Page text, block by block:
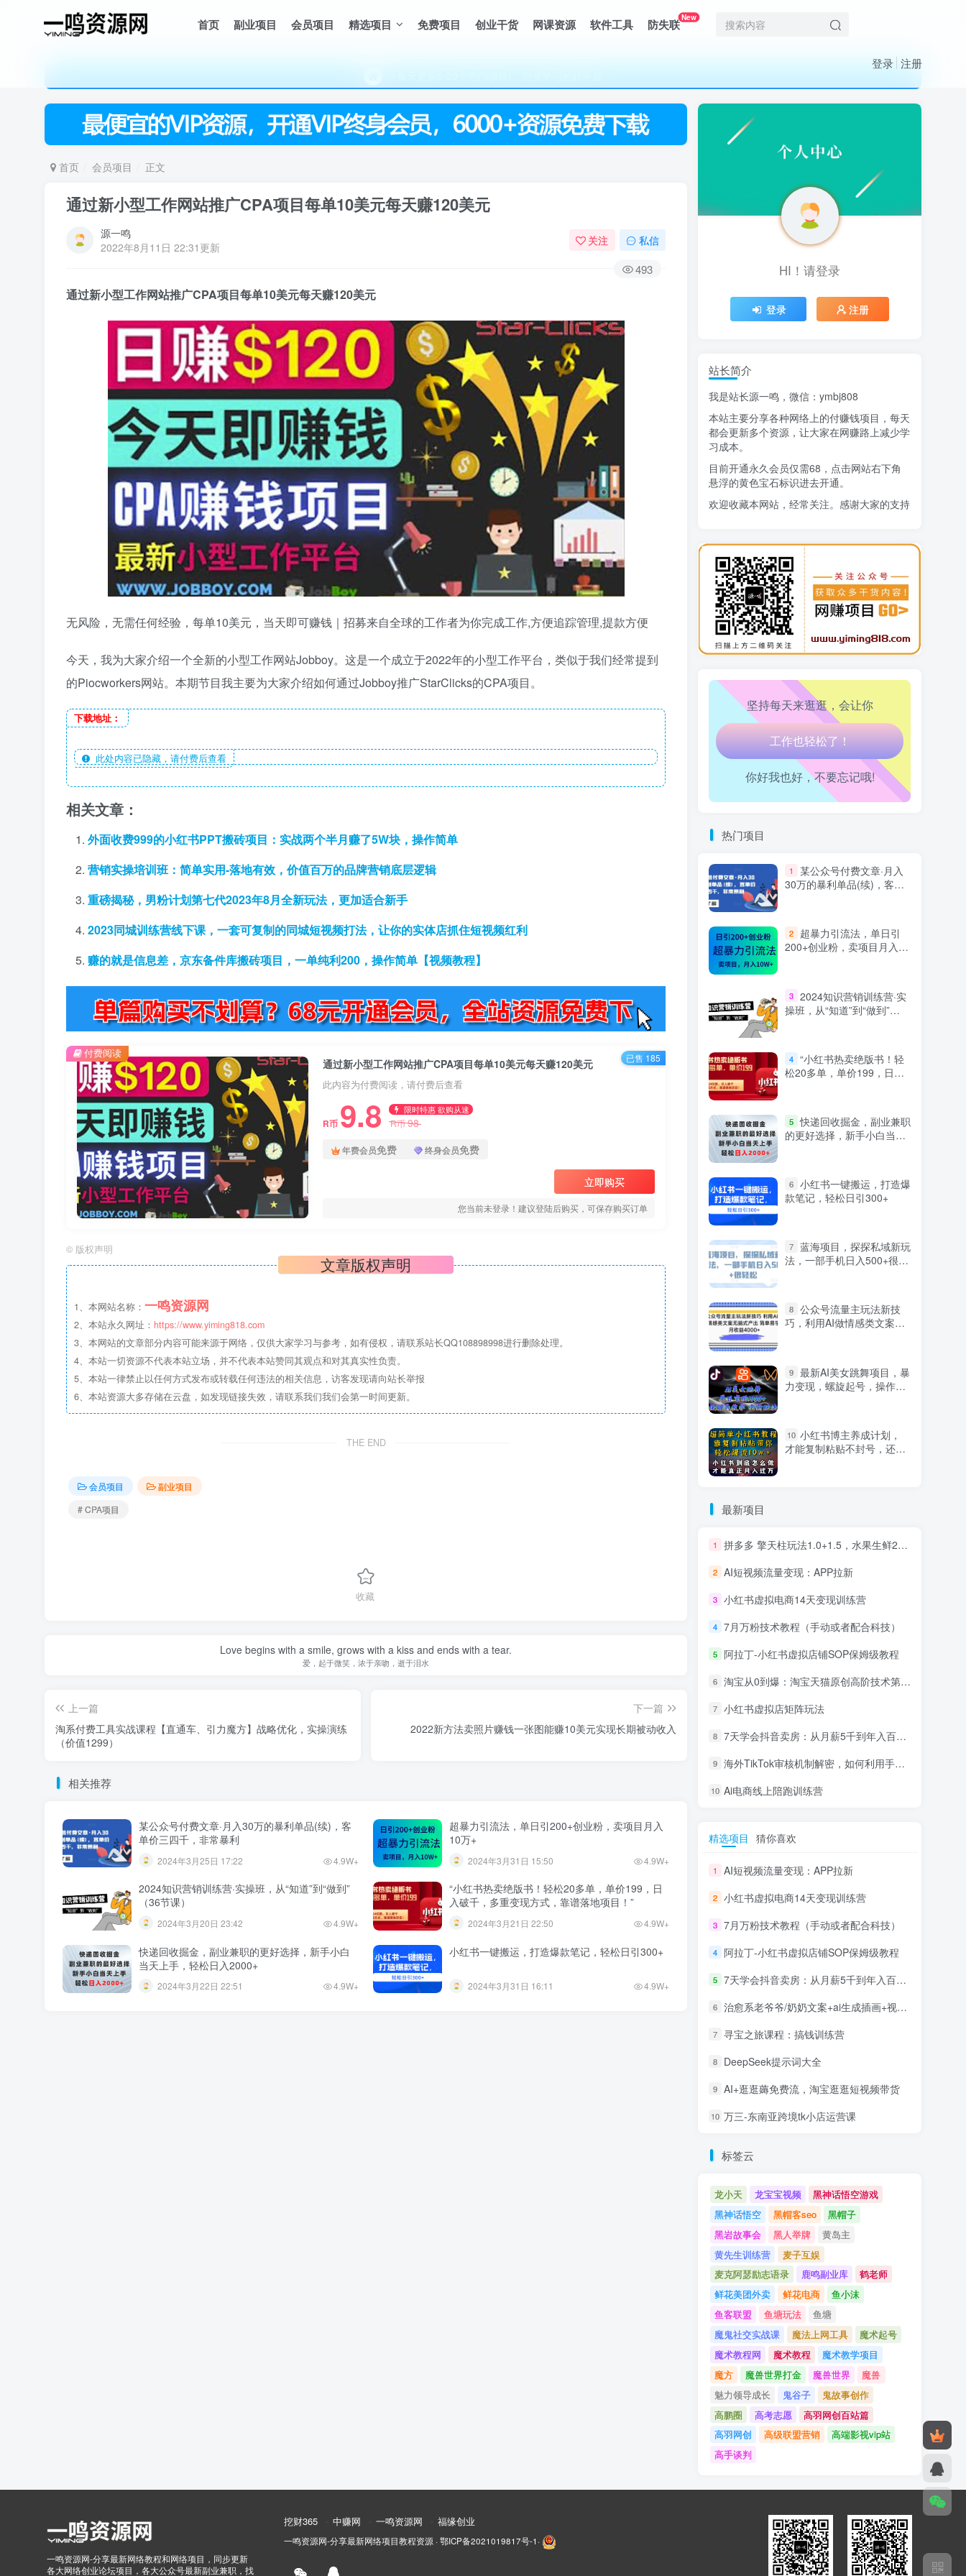
首页 副业项目 会员项目 精选项目 免费项目 创业干货 网课资源 软件工具 防失联New
登录 注册
（每天更新5-20个热门项目)，创业学习的好平台
欢迎访问一鸣资源网，本站汇集数千网创课程和项目
首页 会员项目 正文
通过新小型工作网站推广CPA项目每单10美元每天赚120美元
源一鸣
2022年8月11日 22:31更新
关注 私信
493
通过新小型工作网站推广CPA项目每单10美元每天赚120美元
无风险，无需任何经验，每单10美元，当天即可赚钱｜招募来自全球的工作者为你完成工作,方便追踪管理,提款方便
今天，我为大家介绍一个全新的小型工作网站Jobboy。这是一个成立于2022年的小型工作平台，类似于我们经常提到
的Piocworkers网站。本期节目我主要为大家介绍如何通过Jobboy推广StarClicks的CPA项目。
下载地址：
此处内容已隐藏，请付费后查看
相关文章：
外面收费999的小红书PPT搬砖项目：实战两个半月赚了5W块，操作简单
营销实操培训班：简单实用-落地有效，价值百万的品牌营销底层逻辑
重磅揭秘，男粉计划第七代2023年8月全新玩法，更加适合新手
2023同城训练营线下课，一套可复制的同城短视频打法，让你的实体店抓住短视频红利
赚的就是信息差，京东备件库搬砖项目，一单纯利200，操作简单【视频教程】
通过新小型工作网站推广CPA项目每单10美元每天赚120美元
此内容为付费阅读，请付费后查看
R币 9.8 限时特惠 欲购从速
R币98
年费会员免费 终身会员免费
立即购买
您当前未登录！建议登陆后购买，可保存购买订单
付费阅读 已售 185
© 版权声明
文章版权声明
1、本网站名称： 一鸣资源网
2、本站永久网址： https://www.yiming818.com
3、本网站的文章部分内容可能来源于网络，仅供大家学习与参考，如有侵权，请联系站长QQ108898998进行删除处理。
4、本站一切资源不代表本站立场，并不代表本站赞同其观点和对其真实性负责。
5、本站一律禁止以任何方式发布或转载任何违法的相关信息，访客发现请向站长举报
6、本站资源大多存储在云盘，如发现链接失效，请联系我们我们会第一时间更新。
THE END
会员项目
副业项目
# CPA项目
收藏
Love begins with a smile, grows with a kiss and ends with a tear.
爱，起于微笑，浓于亲吻，逝于泪水
上一篇
淘系付费工具实战课程【直通车、引力魔方】战略优化，实操演练
（价值1299）
下一篇
2022新方法卖照片赚钱一张图能赚10美元实现长期被动收入
相关推荐
某公众号付费文章·月入30万的暴利单品(续)，客
单价三四千，非常暴利
2024年3月25日 17:22 4.9W+
超暴力引流法，单日引200+创业粉，卖项目月入
10万+
2024年3月31日 15:50 4.9W+
2024知识营销训练营·实操班，从“知道”到“做到”
（36节课）
2024年3月20日 23:42 4.9W+
“小红书热卖绝版书！轻松20多单，单价199，日
入破千，多重变现方式，靠谱落地项目！”
2024年3月21日 22:50 4.9W+
快递回收掘金，副业兼职的更好选择，新手小白
当天上手，轻松日入2000+
2024年3月22日 22:51 4.9W+
小红书一键搬运，打造爆款笔记，轻松日引300+
2024年3月31日 16:11 4.9W+
HI！请登录
登录 注册
精选项目
1 AI短视频流量变现：APP拉新
2 小红书虚拟电商14天变现训练营
7月万粉技术教程（手动或者配合科技）
4 阿拉丁-小红书虚拟店铺SOP保姆级教程
5 7天学会抖音卖房：从月薪5千到年入百万，新时代房产经纪人必备技能
寻宝之旅课程：搞钱训练营
8 DeepSeek提示词大全
9 AI+逛逛薅免费流，淘宝逛逛短视频带货
10 万三-东南亚跨境tk小店运营课
HI！请登录
登录 注册
站长简介
我是站长源一鸣，微信：ymbj808
本站主要分享各种网络上的付赚钱项目，每天
都会更新多个资源，让大家在网赚路上减少学
习成本。
目前开通永久会员仅需68，点击网站右下角
悬浮的黄色宝石标识进去开通。
欢迎收藏本网站，经常关注。感谢大家的支持
坚持每天来逛逛，会让你
生活也美好了！
心情也舒畅了！
走路也有劲了！
腿也不痛了！
腰也不酸了！
工作也轻松了！
你好我也好，不要忘记哦!
热门项目
1
某公众号付费文章·月入
30万的暴利单品(续)，客单
2
超暴力引流法，单日引
200+创业粉，卖项目月入10
3 2024知识营销训练营·实
操班，从“知道”到“做到”
4 “小红书热卖绝版书！轻
松20多单，单价199，日入
5 快递回收掘金，副业兼职
的更好选择，新手小白当天
6 小红书一键搬运，打造爆
款笔记，轻松日引300+
7 蓝海项目，探探私域新玩
法，一部手机日入500+很轻
8 公众号流量主玩法新技
巧，利用AI做情感类文案无
9 最新AI美女跳舞项目，暴
力变现，螺旋起号，操作简
10 小红书博主养成计划，
才能复制粘贴不封号，还能
最新项目
1 拼多多 擎天柱玩法1.0+1.5，水果生鲜2小时起量,标品2天爆单,利润率提升30%
2 AI短视频流量变现：APP拉新
3 小红书虚拟电商14天变现训练营
4 7月万粉技术教程（手动或者配合科技）
5 阿拉丁-小红书虚拟店铺SOP保姆级教程
6 淘宝从0到爆：淘宝天猫原创高阶技术第69期
7 小红书虚拟店矩阵玩法
8 7天学会抖音卖房：从月薪5千到年入百万，新时代房产经纪人必备技能
9 海外TikTok审核机制解密，如何利用手法轻松搬运过审
10 Ai电商线上陪跑训练营
精选项目 猜你喜欢
1 AI短视频流量变现：APP拉新
2 小红书虚拟电商14天变现训练营
3 7月万粉技术教程（手动或者配合科技）
4 阿拉丁-小红书虚拟店铺SOP保姆级教程
5 7天学会抖音卖房：从月薪5千到年入百万，新时代房产经纪人必备技能
6 治愈系老爷爷/奶奶文案+ai生成插画+视频号广告分成项目
7 寻宝之旅课程：搞钱训练营
8 DeepSeek提示词大全
9 AI+逛逛薅免费流，淘宝逛逛短视频带货
10 万三-东南亚跨境tk小店运营课
标签云
龙小天 龙宝宝视频
黑神话悟空游戏
黑神话悟空
黑帽客seo
黑帽子
黑岩故事会
黑人举牌
黄岛主
黄先生训练营
麦子互娱
麦克阿瑟励志语录
鹿鸣副业库
鹤老师
鲜花美团外卖
鲜花电商
鱼小沫
鱼客联盟
鱼塘玩法
鱼塘
魔鬼社交实战课
魔法上网工具
魔术起号
魔术教程网
魔术教程
魔术教学项目
魔方
魔兽世界打金 魔兽世界
魔兽
魅力领导成长
鬼谷子
鬼故事创作
高鹏圈
高考志愿
高羽网创百站篇
高羽网创
高级联盟营销
高端影视vip站
高手谈判
一鸣资源网-分享最新网络教程和网络项目，同步更新
各大网络创业论坛项目，各大公众号最新副业兼职，找
挖财365 中赚网 一鸣资源网 福缘创业
一鸣资源网-分享最新网络项目教程资源 · 鄂ICP备2021019817号-1 ·